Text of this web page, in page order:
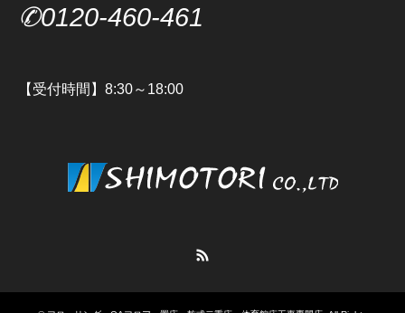
✆0120-460-461
【受付時間】8:30～18:00